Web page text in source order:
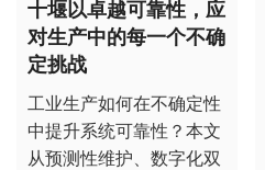
十堰以卓越可靠性，应
对生产中的每一个不确
定挑战
工业生产如何在不确定性
中提升系统可靠性？本文
从预测性维护、数字化双